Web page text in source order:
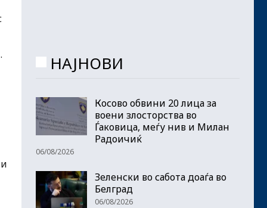
НАЈНОВИ
Косово обвини 20 лица за
воени злосторства во
Ѓаковица, меѓу нив и Милан
Радоичиќ
06/08/2026
Зеленски во сабота доаѓа во
Белград
06/08/2026